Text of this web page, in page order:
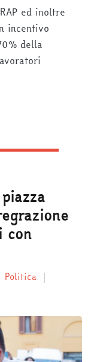
ed inoltre
incentivo
della
con
Politica